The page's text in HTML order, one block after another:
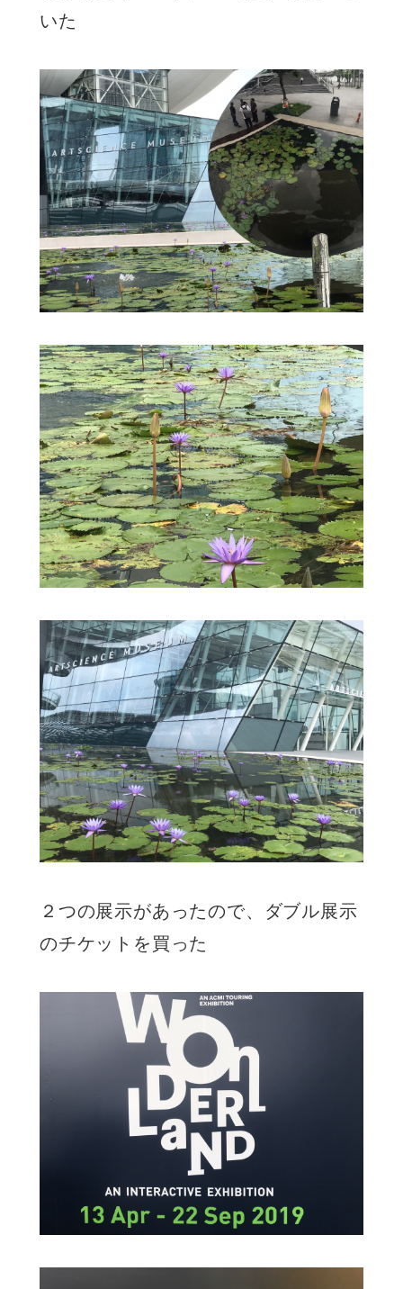
いた
２つの展示があったので、ダブル展示
のチケットを買った